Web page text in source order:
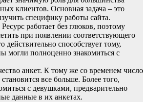
клиентов. Основная задача – это
специфику работы сайта.
работает без глюков, поэтому
при появлении соответствующего
действительно способствует тому,
могли полноценно знакомиться с
анкет. К тому же со временем число
становится все больше. Более того,
с девушками, предварительно
данные в их анкетах.